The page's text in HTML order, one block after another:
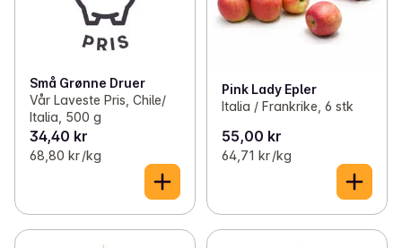
Små Grønne Druer
Vår Laveste Pris, Chile/
Italia, 500 g
34,40 kr
68,80 kr /kg
Pink Lady Epler
Italia / Frankrike, 6 stk
55,00 kr
64,71 kr /kg